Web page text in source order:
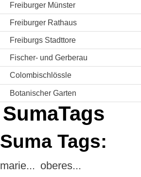
Freiburger Münster
Freiburger Rathaus
Freiburgs Stadttore
Fischer- und Gerberau
Colombischlössle
Botanischer Garten
SumaTags
Suma Tags:
marie... oberes...